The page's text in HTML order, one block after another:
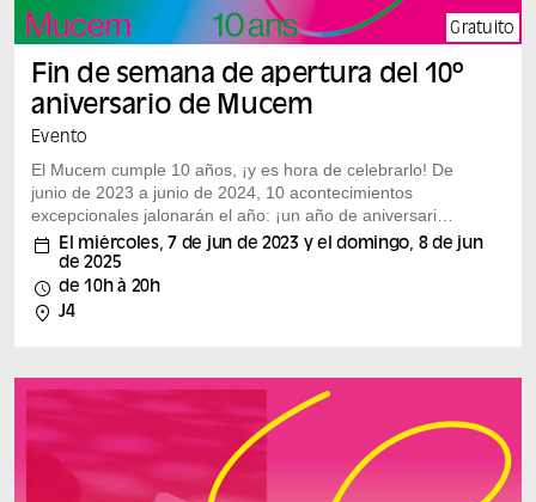
Gratuito
Fin de semana de apertura del 10º
aniversario de Mucem
Evento
El Mucem cumple 10 años, ¡y es hora de celebrarlo! De
junio de 2023 a junio de 2024, 10 acontecimientos
excepcionales jalonarán el año: ¡un año de aniversario
al que todos estáis invitados! Los festejos comienzan
con el fin de semana de la gran inauguración, los días 3
y 4 de junio: Durante dos días, los artistas se mezclarán
con el público en un sinfín de sorpresas y encuentros
inesperados, tanto en las salas de exposición como en
El miércoles, 7 de jun de 2023 y el domingo, 8 de jun
de 2025
de 10h à 20h
J4